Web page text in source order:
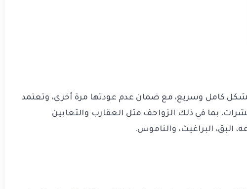
كامل وسريع، مع ضمان عدم عودتها مرة أخرى، وتعتمد
بما في ذلك الزواحف مثل العقارب والثعابين
البق، البراغيث، والناموس.